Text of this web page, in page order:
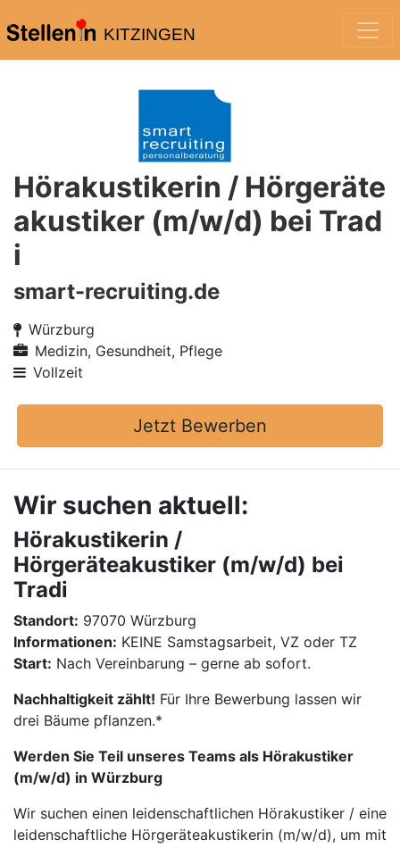
KITZINGEN
Hörakustikerin / Hörgeräte
akustiker (m/w/d) bei Trad
i
smart-recruiting.de
Würzburg
Medizin, Gesundheit, Pflege
Vollzeit
Jetzt Bewerben
Wir suchen aktuell:
Hörakustikerin /
Hörgeräteakustiker (m/w/d) bei
Tradi
Standort: 97070 Würzburg
Informationen: KEINE Samstagsarbeit, VZ oder TZ
Start: Nach Vereinbarung – gerne ab sofort.
Nachhaltigkeit zählt! Für Ihre Bewerbung lassen wir
drei Bäume pflanzen.*
Werden Sie Teil unseres Teams als Hörakustiker
(m/w/d) in Würzburg
Wir suchen einen leidenschaftlichen Hörakustiker / eine
leidenschaftliche Hörgeräteakustikerin (m/w/d), um mit